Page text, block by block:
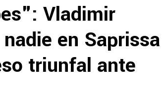
Laing
Alajuelense
Comunicaciones
Olimpia
Real Madrid
Vladimir
en Saprissa
triunfal ante